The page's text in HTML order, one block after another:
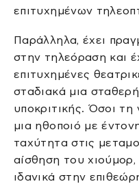
επιτυχημένων
Παράλληλα, έχει
στην τηλεόραση και
επιτυχημένες
σταδιακά μια
υποκριτικής. Όσοι
μια ηθοποιό με
ταχύτητα στις
αίσθηση του χιούμορ,
ιδανικά στην